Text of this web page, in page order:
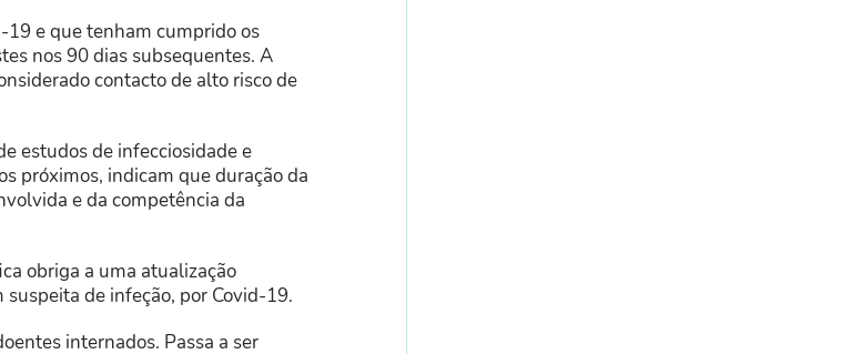
19 e que tenham cumprido os
nos 90 dias subsequentes. A
contacto de alto risco de
estudos de infecciosidade e
próximos, indicam que duração da
e da competência da
obriga a uma atualização
de infeção, por Covid-19.
internados. Passa a ser